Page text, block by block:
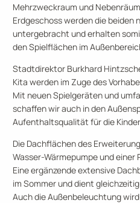
Mehrzweckraum und
Erdgeschoss werden die beiden
untergebracht und erhalten
den Spielflächen im
Stadtdirektor Burkhard
Kita werden im Zuge des
Mit neuen Spielgeräten und
schaffen wir auch in den
Aufenthaltsqualität für die
Die Dachflächen des
Wasser-Wärmepumpe und
Eine ergänzende extensive
im Sommer und dient
Auch die Außenbeleuchtung